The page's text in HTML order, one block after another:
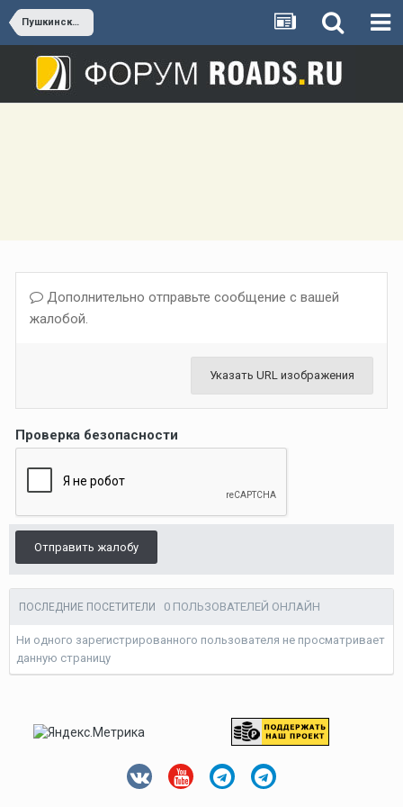
Пушкинский г.о.
Дополнительно отправьте сообщение с вашей
жалобой.
Указать URL изображения
Проверка безопасности
Отправить жалобу
ПОСЛЕДНИЕ ПОСЕТИТЕЛИ 0 ПОЛЬЗОВАТЕЛЕЙ ОНЛАЙН
Ни одного зарегистрированного пользователя не просматривает
данную страницу